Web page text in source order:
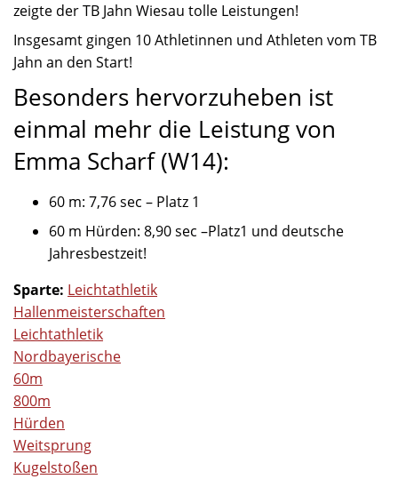
zeigte der TB Jahn Wiesau tolle Leistungen!
Insgesamt gingen 10 Athletinnen und Athleten vom TB
Jahn an den Start!
Besonders hervorzuheben ist
einmal mehr die Leistung von
Emma Scharf (W14):
60 m: 7,76 sec – Platz 1
60 m Hürden: 8,90 sec –Platz1 und deutsche
Jahresbestzeit!
Sparte: Leichtathletik
Hallenmeisterschaften
Leichtathletik
Nordbayerische
60m
800m
Hürden
Weitsprung
Kugelstoßen